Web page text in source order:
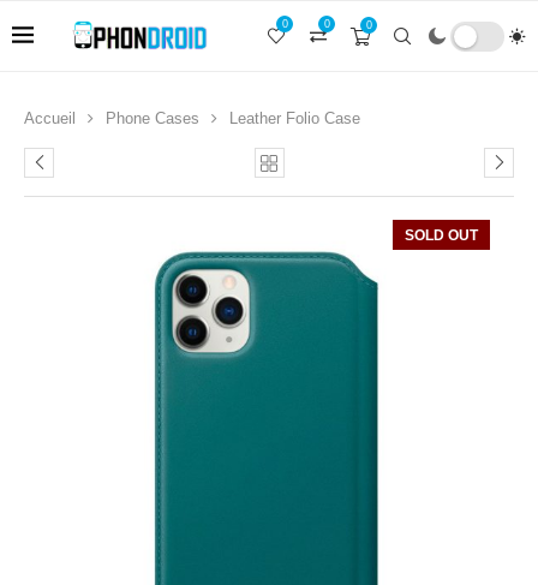
0
0
0
Accueil Phone Cases Leather Folio Case
SOLD OUT